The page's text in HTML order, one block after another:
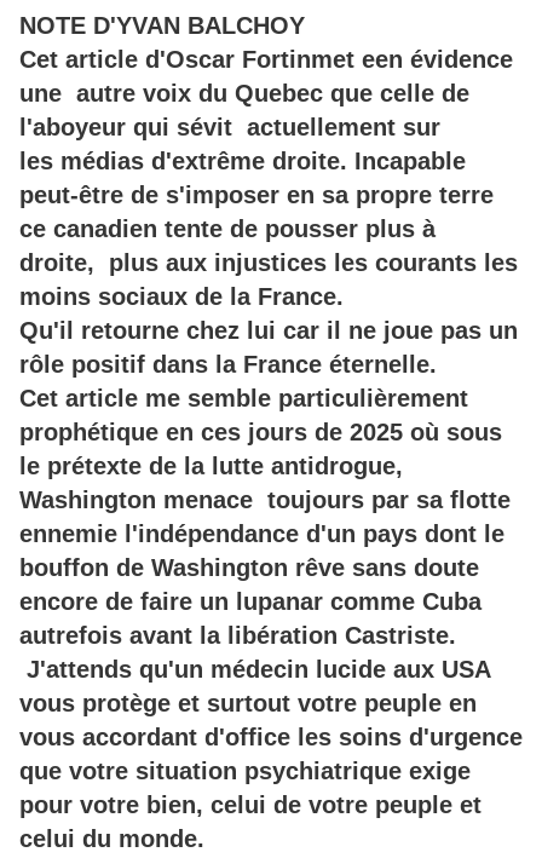
NOTE D'YVAN BALCHOY
Cet article d'Oscar Fortinmet een évidence
une autre voix du Quebec que celle de
l'aboyeur qui sévit actuellement sur
les médias d'extrême droite. Incapable
peut-être de s'imposer en sa propre terre
ce canadien tente de pousser plus à
droite, plus aux injustices les courants les
moins sociaux de la France.
Qu'il retourne chez lui car il ne joue pas un
rôle positif dans la France éternelle.
Cet article me semble particulièrement
prophétique en ces jours de 2025 où sous
le prétexte de la lutte antidrogue,
Washington menace toujours par sa flotte
ennemie l'indépendance d'un pays dont le
bouffon de Washington rêve sans doute
encore de faire un lupanar comme Cuba
autrefois avant la libération Castriste.
J'attends qu'un médecin lucide aux USA
vous protège et surtout votre peuple en
vous accordant d'office les soins d'urgence
que votre situation psychiatrique exige
pour votre bien, celui de votre peuple et
celui du monde.